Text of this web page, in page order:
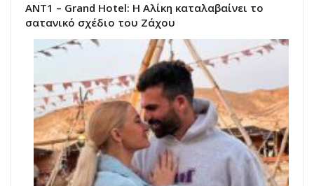
ΑΝΤ1 – Grand Hotel: Η Αλίκη καταλαβαίνει το
σατανικό σχέδιο του Ζάχου